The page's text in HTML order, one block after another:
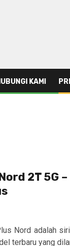
KAMI
2T 5G
Nord adalah
terbaru yang